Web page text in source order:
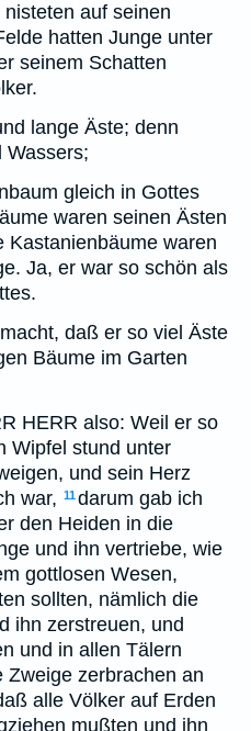
auf seinen
hatten Junge unter
seinem Schatten
lange Äste; denn
Wassers;
gleich in Gottes
waren seinen Ästen
Kastanienbäume waren
Ja, er war so schön als
daß er so viel Äste
Bäume im Garten
HERR also: Weil er so
Wipfel stund unter
und sein Herz
war, 11darum gab ich
den Heiden in die
und ihn vertriebe, wie
gottlosen Wesen,
sollten, nämlich die
ihn zerstreuen, und
und in allen Tälern
Zweige zerbrachen an
alle Völker auf Erden
mußten und ihn